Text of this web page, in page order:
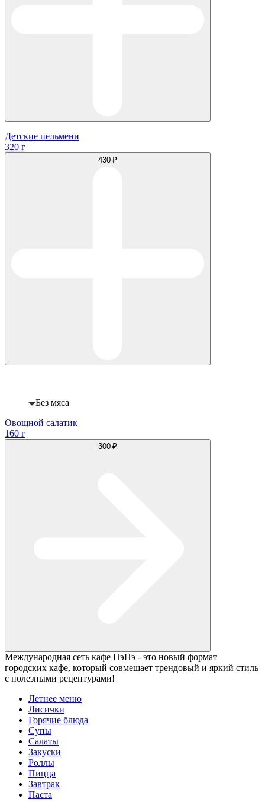
Детские пельмени
320 г
430 ₽
Без мяса
Овощной салатик
160 г
300 ₽
Международная сеть кафе ПэПэ - это новый формат
городских кафе, который совмещает трендовый и яркий стиль
с полезными рецептурами!
Летнее меню
Лисички
Горячие блюда
Супы
Салаты
Закуски
Роллы
Пицца
Завтрак
Паста